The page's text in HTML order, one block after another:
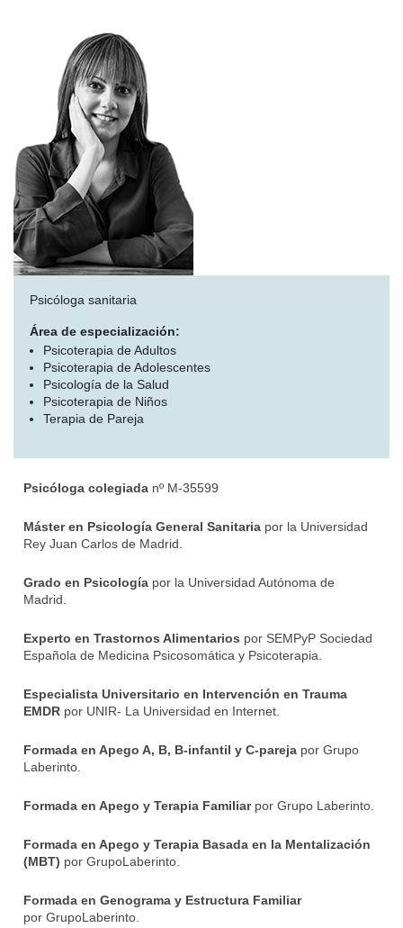
Psicóloga sanitaria
Área de especialización:
Psicoterapia de Adultos
Psicoterapia de Adolescentes
Psicología de la Salud
Psicoterapia de Niños
Terapia de Pareja
Psicóloga colegiada nº M-35599
Máster en Psicología General Sanitaria por la Universidad
Rey Juan Carlos de Madrid.
Grado en Psicología por la Universidad Autónoma de
Madrid.
Experto en Trastornos Alimentarios por SEMPyP Sociedad
Española de Medicina Psicosomática y Psicoterapia.
Especialista Universitario en Intervención en Trauma
EMDR por UNIR- La Universidad en Internet.
Formada en Apego A, B, B-infantil y C-pareja por Grupo
Laberinto.
Formada en Apego y Terapia Familiarpor Grupo Laberinto.
Formada en Apego y Terapia Basada en la Mentalización
(MBT) por GrupoLaberinto.
Formada en Genograma y Estructura Familiar
por GrupoLaberinto.